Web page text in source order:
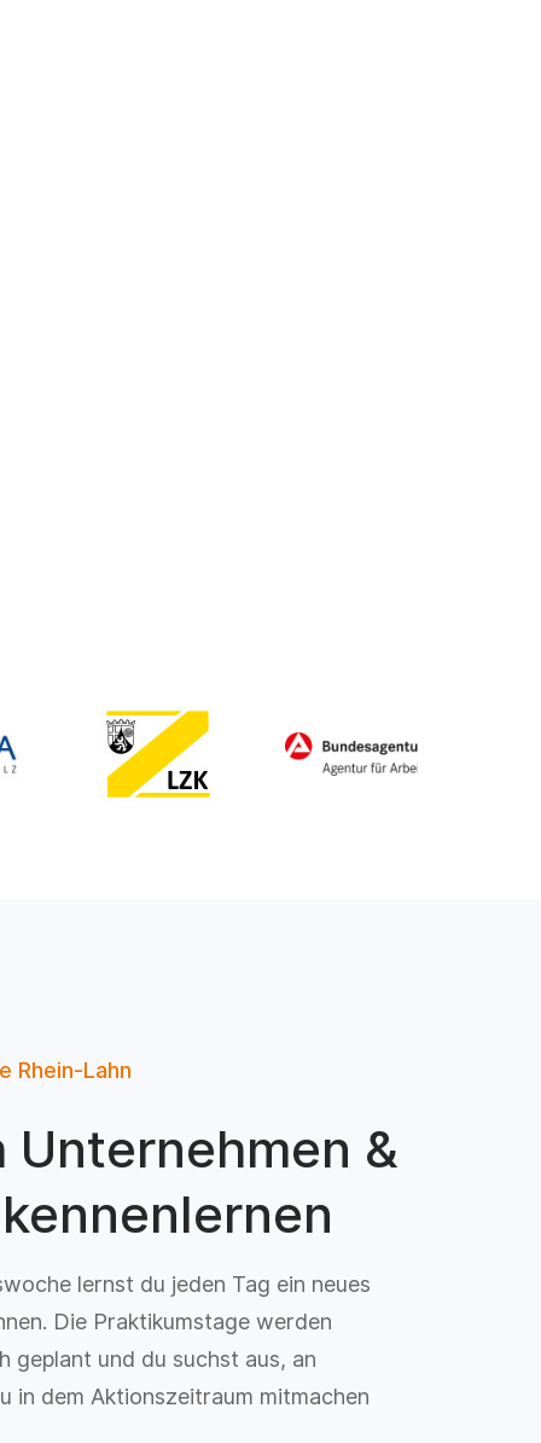
Rhein-Lahn
Unternehmen &
lernst du jeden Tag ein neues
Die Praktikumstage werden
geplant und du suchst aus, an
in dem Aktionszeitraum mitmachen